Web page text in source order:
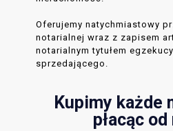
Oferujemy natychmiastowy
notarialnej wraz z zapisem
notarialnym tytułem
sprzedającego.
Kupimy każde
płacąc